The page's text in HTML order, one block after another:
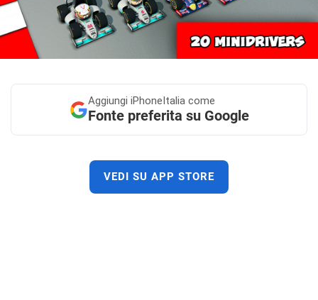
Aggiungi iPhoneItalia come
Fonte preferita su Google
VEDI SU APP STORE